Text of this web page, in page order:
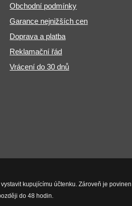
Obchodní podmínky
Garance nejnižších cen
Doprava a platba
Reklamační řád
Vrácení do 30 dnů
kupujícímu účtenku. Zároveň je
do 48 hodin.